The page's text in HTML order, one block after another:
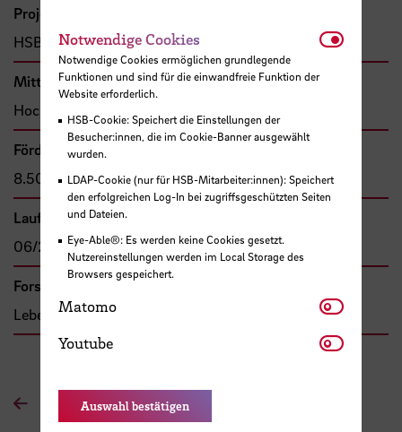
Projekttyp
HSB-intern gefördertes Projekt
Mittel- bzw. Auftragsgeber
Hochschule Bremen, F&E-Fonds
Förder- bzw. Auftragssumme
8.500,00 €
Laufzeit
06/2018 - 05/2019
Forschungs- und Transfercluster
Lebensqualität
Zur Übersichtsseite
Notwendige Cookies
Notwendige Cookies ermöglichen grundlegende
Funktionen und sind für die einwandfreie Funktion der
Website erforderlich.
HSB-Cookie: Speichert die Einstellungen der
Besucher:innen, die im Cookie-Banner ausgewählt
wurden.
LDAP-Cookie (nur für HSB-Mitarbeiter:innen): Speichert
den erfolgreichen Log-In bei zugriffsgeschützten Seiten
und Dateien.
Eye-Able®: Es werden keine Cookies gesetzt.
Nutzereinstellungen werden im Local Storage des
Browsers gespeichert.
Matomo Matomo
Youtube Youtube
Auswahl bestätigen